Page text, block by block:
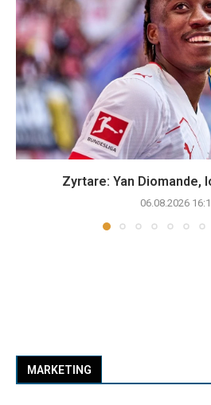
Zyrtare: Yan Diomande,
06.08.2026
MARKETING